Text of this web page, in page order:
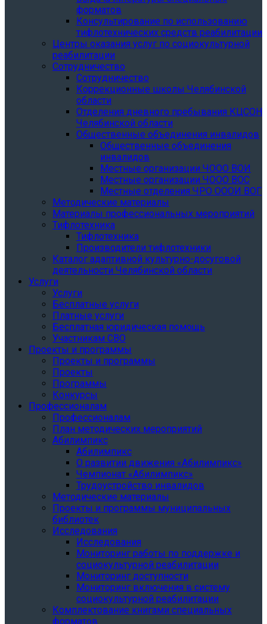
форматов
Консультирование по использованию
тифлотехнических средств реабилитации
Центры оказания услуг по социокультурной
реабилитации
Сотрудничество
Сотрудничество
Коррекционные школы Челябинской
области
Отделения дневного пребывания КЦСОН
Челябинской области
Общественные объединения инвалидов
Общественные объединения
инвалидов
Местные организации ЧООО ВОИ
Местные организации ЧООО ВОС
Местные отделения ЧРО ОООИ ВОГ
Методические материалы
Материалы профессиональных мероприятий
Тифлотехника
Тифлотехника
Производители тифлотехники
Каталог адаптивной культурно-досуговой
деятельности Челябинской области
Услуги
Услуги
Бесплатные услуги
Платные услуги
Бесплатная юридическая помощь
Участникам СВО
Проекты и программы
Проекты и программы
Проекты
Программы
Конкурсы
Профессионалам
Профессионалам
План методических мероприятий
Абилимпикс
Абилимпикс
О развитии движения «Абилимпикс»
Чемпионат «Абилимпикс»
Трудоустройство инвалидов
Методические материалы
Проекты и программы муниципальных
библиотек
Исследования
Исследования
Мониторинг работы по поддержке и
социокультурной реабилитации
Мониторинг доступности
Мониторинг включения в систему
социокультурной реабилитации
Комплектование книгами специальных
форматов